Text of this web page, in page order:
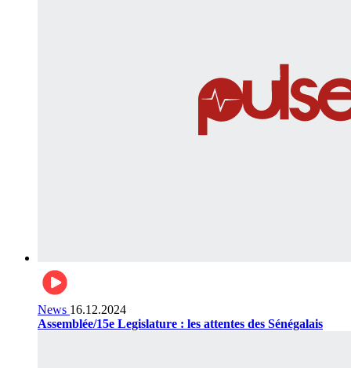
News 16.12.2024
Assemblée/15e Legislature : les attentes des Sénégalais